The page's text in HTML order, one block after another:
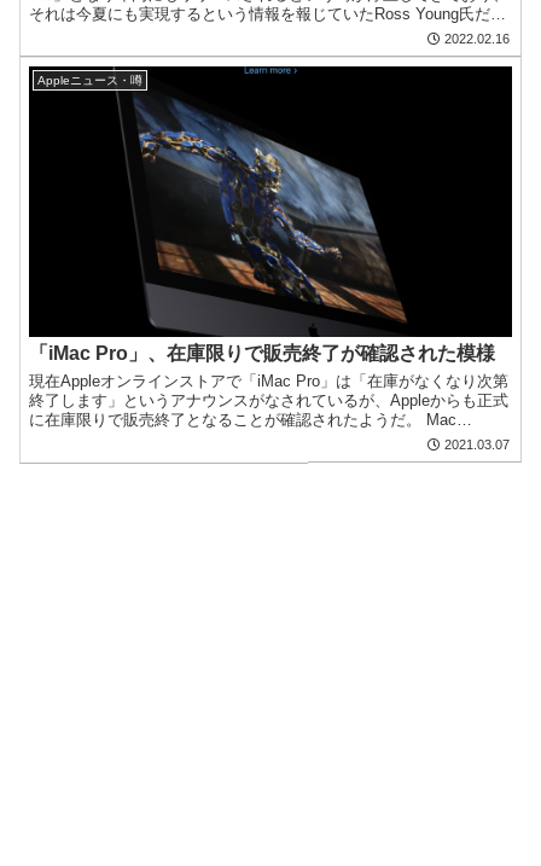
それは今夏にも実現するという情報を報じていたRoss Young氏だ
2022.02.16
Appleニュース・噂
「iMac Pro」、在庫限りで販売終了が確認された模様
現在Appleオンラインストアで「iMac Pro」は「在庫がなくなり次第
終了します」というアナウンスがなされているが、Appleからも正式
に在庫限りで販売終了となることが確認されたようだ。 Mac
2021.03.07